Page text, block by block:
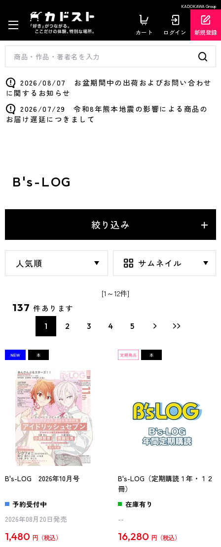
KADOKAWA Group
カート ログイン 新規登録
2026/08/07 お盆期間中の出荷およびお問い合わせ
に関するお知らせ
2026/07/29 令和8年熊本地震の影響による商品の
お届け遅延につきまして
B's-LOG
絞り込み
[1～12件]
137 件あります
1 2 3 4 5
B's-LOG 2026年10月号
予約受付中
2026年08月20日発売
1,480 円
B's-LOG（定期購読１年・１２
冊）
在庫有り
--
16,280 円